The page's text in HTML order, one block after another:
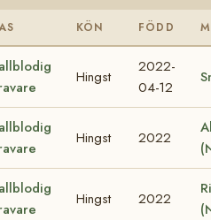
KÖN FÖDD
Hingst
2022-
04-12
Hingst 2022
Hingst 2022